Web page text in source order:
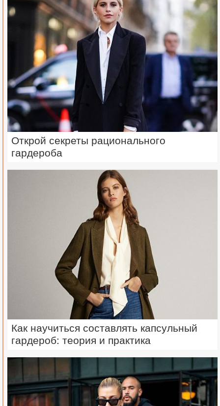
Открой секреты рационального
гардероба
Как научиться составлять капсульный
гардероб: теория и практика